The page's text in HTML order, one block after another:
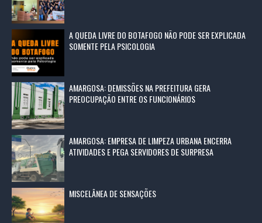
A QUEDA LIVRE DO BOTAFOGO NÃO PODE SER EXPLICADA
SOMENTE PELA PSICOLOGIA
AMARGOSA: DEMISSÕES NA PREFEITURA GERA
PREOCUPAÇÃO ENTRE OS FUNCIONÁRIOS
AMARGOSA: EMPRESA DE LIMPEZA URBANA ENCERRA
ATIVIDADES E PEGA SERVIDORES DE SURPRESA
MISCELÂNEA DE SENSAÇÕES